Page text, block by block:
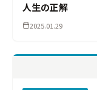
人生の正解
2025.01.29